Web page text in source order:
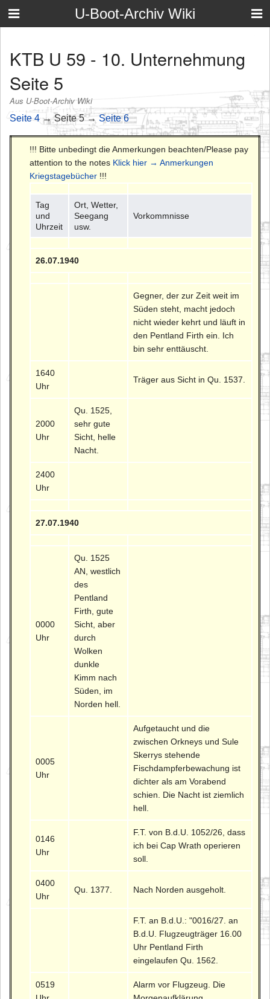
U-Boot-Archiv Wiki
KTB U 59 - 10. Unternehmung
Seite 5
Aus U-Boot-Archiv Wiki
Seite 4 → Seite 5 → Seite 6
!!! Bitte unbedingt die Anmerkungen beachten/Please pay
attention to the notes Klick hier → Anmerkungen
Kriegstagebücher !!!
Tag
und
Uhrzeit
Ort, Wetter,
Seegang
usw.
Vorkommnisse
26.07.1940
Gegner, der zur Zeit weit im
Süden steht, macht jedoch
nicht wieder kehrt und läuft in
den Pentland Firth ein. Ich
bin sehr enttäuscht.
1640
Uhr
Träger aus Sicht in Qu. 1537.
2000
Uhr
Qu. 1525,
sehr gute
Sicht, helle
Nacht.
2400
Uhr
27.07.1940
0000
Uhr
Qu. 1525
AN, westlich
des
Pentland
Firth, gute
Sicht, aber
durch
Wolken
dunkle
Kimm nach
Süden, im
Norden hell.
0005
Uhr
Aufgetaucht und die
zwischen Orkneys und Sule
Skerrys stehende
Fischdampferbewachung ist
dichter als am Vorabend
schien. Die Nacht ist ziemlich
hell.
0146
Uhr
F.T. von B.d.U. 1052/26, dass
ich bei Cap Wrath operieren
soll.
0400
Uhr
Qu. 1377. Nach Norden ausgeholt.
F.T. an B.d.U.: "0016/27. an
B.d.U. Flugzeugträger 16.00
Uhr Pentland Firth
eingelaufen Qu. 1562.
0519
Alarm vor Flugzeug. Die